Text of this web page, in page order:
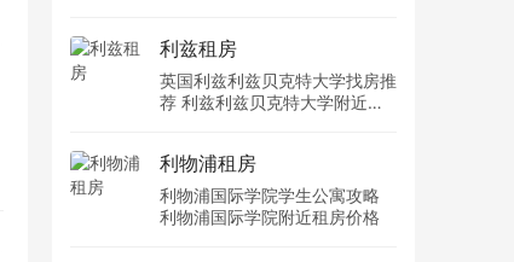
利兹租房
英国利兹利兹贝克特大学找房推
荐 利兹利兹贝克特大学附近住
利物浦租房
利物浦国际学院学生公寓攻略
利物浦国际学院附近租房价格